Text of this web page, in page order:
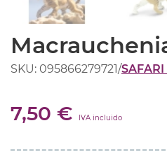
SKU: 095866279721/SAFARI
7,50 € IVA incluido